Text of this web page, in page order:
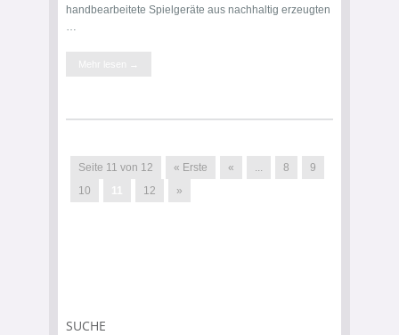
handbearbeitete Spielgeräte aus nachhaltig erzeugten
…
Mehr lesen →
Seite 11 von 12 « Erste « 8
9
10
11 12 »
SUCHE